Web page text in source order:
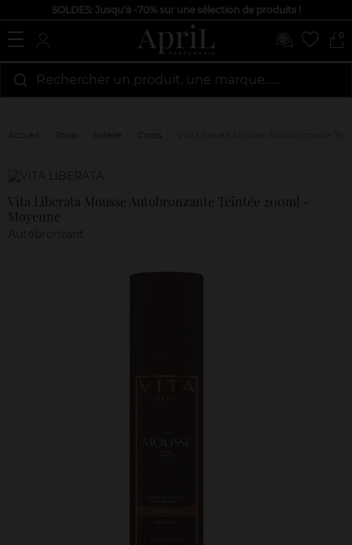
SOLDES: Jusqu'à -70% sur une sélection de produits !
0
Rechercher un produit, une marque…...
Accueil Shop Solaire Corps
Marque
clients
Vita Liberata Mousse Autobronzante Teintée 200ml -
Moyenne